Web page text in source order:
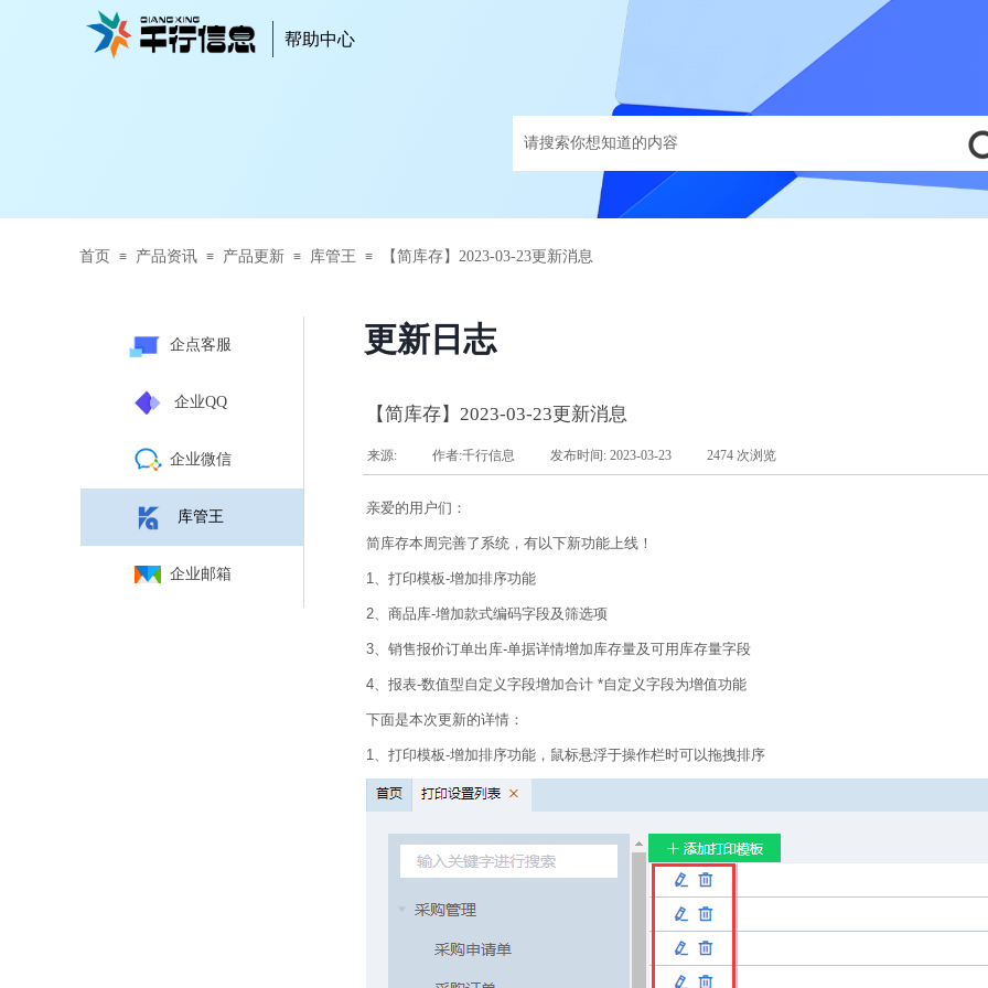
帮助中心
首页 ≡ 产品资讯 ≡ 产品更新 ≡ 库管王 ≡ 【简库存】2023-03-23更新消息
企点客服
企业QQ
企业微信
库管王
企业邮箱
更新日志
【简库存】2023-03-23更新消息
来源: 作者:千行信息 发布时间: 2023-03-23 2474 次浏览
亲爱的用户们：
简库存本周完善了系统，有以下新功能上线！
1、打印模板-增加排序功能
2、商品库-增加款式编码字段及筛选项
3、销售报价订单出库-单据详情增加库存量及可用库存量字段
4、报表-数值型自定义字段增加合计 *自定义字段为增值功能
下面是本次更新的详情：
1、打印模板-增加排序功能，鼠标悬浮于操作栏时可以拖拽排序